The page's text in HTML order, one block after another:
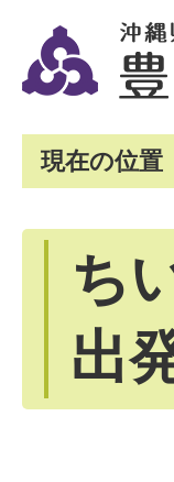
現在の位置
ち
出